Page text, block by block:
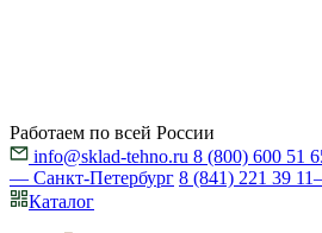
Работаем по всей России
info@sklad-tehno.ru 8 (800) 600 51
— Санкт-Петербург 8 (841) 221 39 11
Каталог